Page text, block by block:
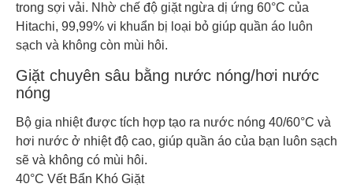
trong sợi vải. Nhờ chế độ giặt ngừa dị ứng 60°C của
Hitachi, 99,99% vi khuẩn bị loại bỏ giúp quần áo luôn
sạch và không còn mùi hôi.
Giặt chuyên sâu bằng nước nóng/hơi nước
nóng
Bộ gia nhiệt được tích hợp tạo ra nước nóng 40/60°C và
hơi nước ở nhiệt độ cao, giúp quần áo của bạn luôn sạch
sẽ và không có mùi hôi.
40°C Vết Bẩn Khó Giặt